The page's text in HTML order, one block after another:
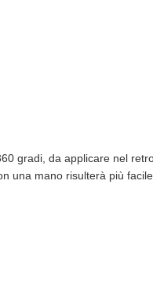
gradi, da applicare nel
una mano risulterà più facile